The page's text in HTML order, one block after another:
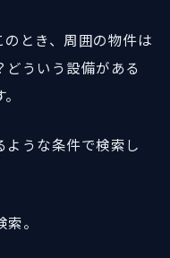
とき、周囲の物件は
どういう設備がある
ような条件で検索し
。